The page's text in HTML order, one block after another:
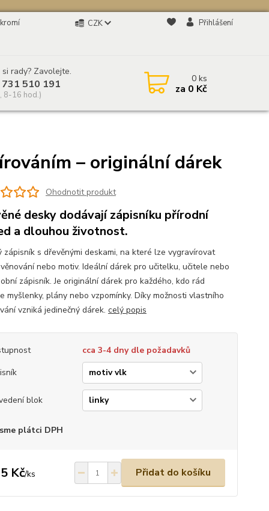
CZK Přihlášení
rady? Zavolejte.
510 191
8-16 hod.)
0ks
za 0 Kč
– originální dárek
Ohodnotit produkt
desky dodávají zápisníku přírodní
a dlouhou životnost.
zápisník s dřevěnými deskami, na které lze vygravírovat
nebo motiv. Ideální dárek pro učitelku, učitele nebo
zápisník. Je originální dárek pro každého, kdo rád
myšlenky, plány nebo vzpomínky. Díky možnosti vlastního
vzniká jedinečný dárek. celý popis
cca 3-4 dny dle požadavků
blok
plátci DPH
Kč/ks Přidat do košíku